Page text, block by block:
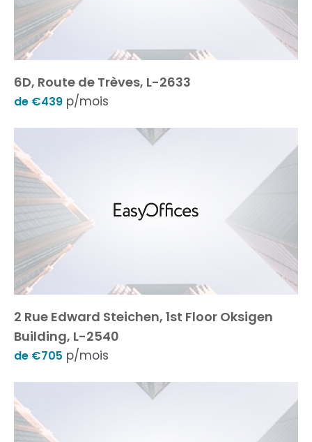
6D, Route de Trèves, L-2633
de €439 p/mois
2 Rue Edward Steichen, 1st Floor Oksigen
Building, L-2540
de €705 p/mois